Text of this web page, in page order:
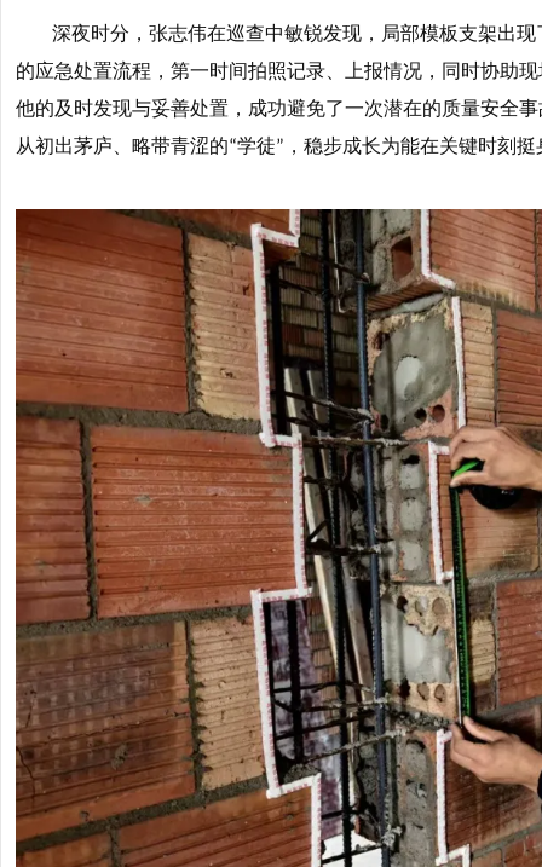
深夜时分，张志伟在巡查中敏锐发现，局部模板支架出
的应急处置流程，第一时间拍照记录、上报情况，同时协助
他的及时发现与妥善处置，成功避免了一次潜在的质量安全
从初出茅庐、略带青涩的“学徒” ，稳步成长为能在关键时刻